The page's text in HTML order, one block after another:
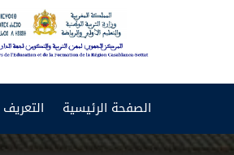
CRMEF
الصفحة الرئيسية التعريف